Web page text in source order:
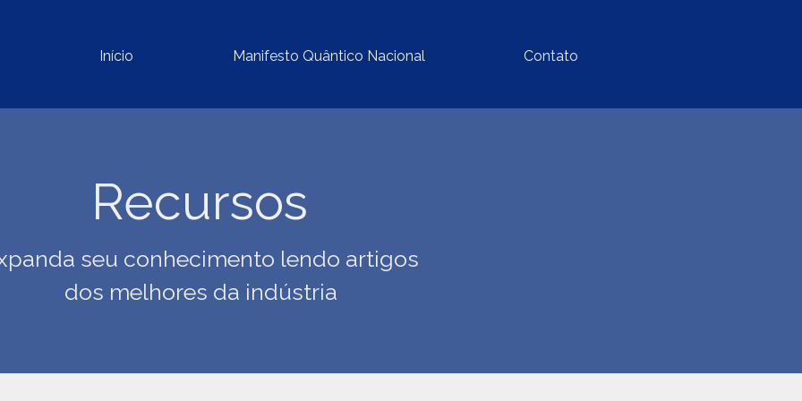
Início Manifesto Quântico Nacional Contato
Recursos
seu conhecimento lendo artigos
dos melhores da indústria